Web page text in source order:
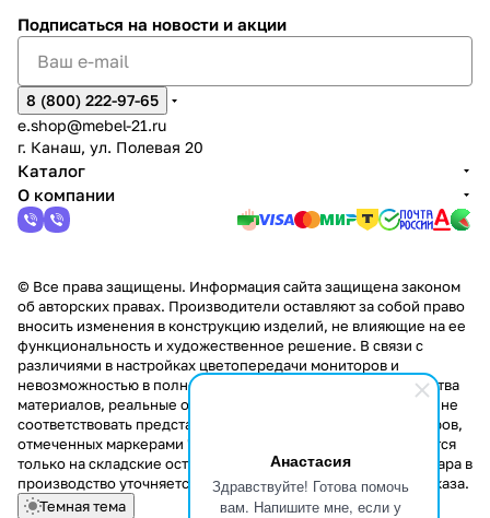
Анастасия
Здравствуйте! Готова помочь
вам. Напишите мне, если у
Подписаться на новости и акции
8 (800) 222-97-65
e.shop@mebel-21.ru
г. Канаш, ул. Полевая 20
Каталог
О компании
© Все права защищены. Информация сайта защищена законом
об авторских правах. Производители оставляют за собой право
вносить изменения в конструкцию изделий, не влияющие на ее
функциональность и художественное решение. В связи с
различиями в настройках цветопередачи мониторов и
невозможностью в полной мере передать некоторые свойства
материалов, реальные оттенки и текстуры продукции могут не
соответствовать представленным на сайте. Стоимость товаров,
отмеченных маркерами "Скидка!" и "Акция!" распространяется
только на складские остатки. Стоимость заказа данного товара в
производство уточняется у менеджера при оформлении заказа.
Темная тема